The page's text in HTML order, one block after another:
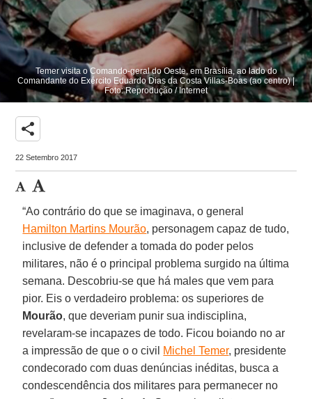
Temer visita o Comando-geral do Oeste, em Brasília, ao lado do
Comandante do Exército Eduardo Dias da Costa Villas-Boas (ao centro) |
Foto: Reprodução / Internet
share
22 Setembro 2017
“Ao contrário do que se imaginava, o general
Hamilton Martins Mourão, personagem capaz de tudo,
inclusive de defender a tomada do poder pelos
militares, não é o principal problema surgido na última
semana. Descobriu-se que há males que vem para
pior. Eis o verdadeiro problema: os superiores de
Mourão, que deveriam punir sua indisciplina,
revelaram-se incapazes de todo. Ficou boiando no ar
a impressão de que o o civil Michel Temer, presidente
condecorado com duas denúncias inéditas, busca a
condescendência dos militares para permanecer no